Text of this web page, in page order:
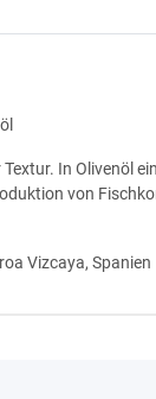
In Olivenöl
von
Vizcaya, Spanien